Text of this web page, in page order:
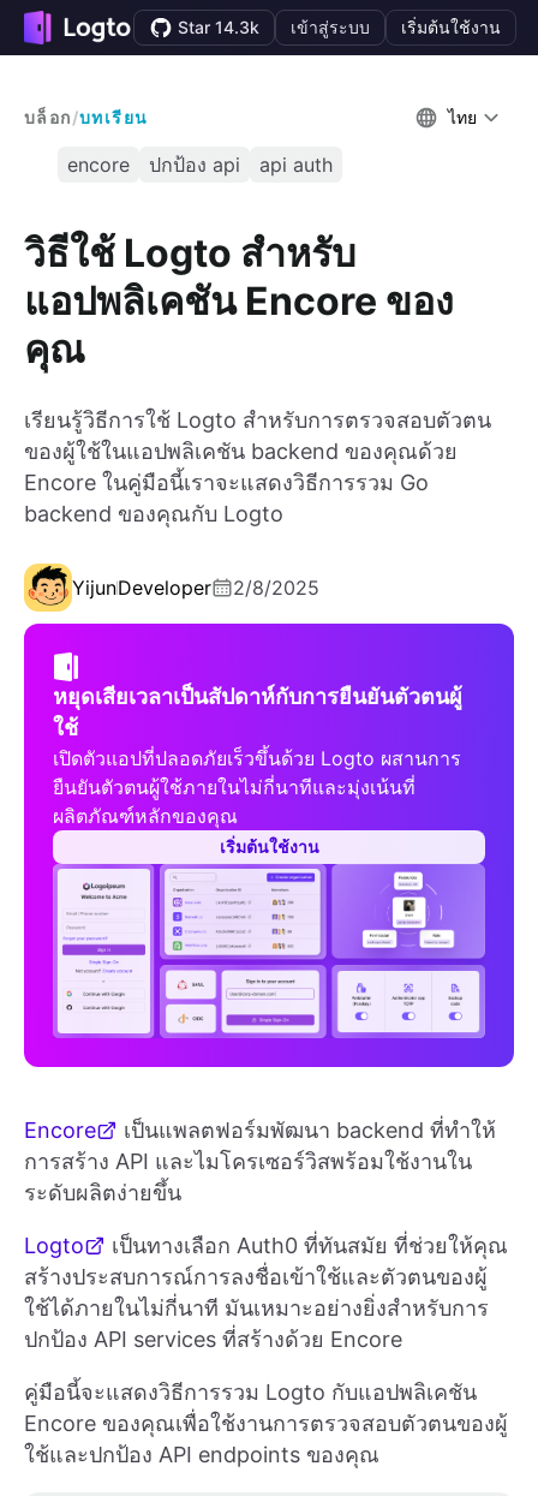
Star 14.3k เข้าสู่ระบบ เริ่มต้นใช้งาน
บล็อก/บทเรียน ไทย
encore ปกป้อง api api auth
วิธีใช้ Logto สำหรับ
แอปพลิเคชัน Encore ของ
คุณ
เรียนรู้วิธีการใช้ Logto สำหรับการตรวจสอบตัวตน
ของผู้ใช้ในแอปพลิเคชัน backend ของคุณด้วย
Encore ในคู่มือนี้เราจะแสดงวิธีการรวม Go
backend ของคุณกับ Logto
YijunDeveloper 2/8/2025
หยุดเสียเวลาเป็นสัปดาห์กับการยืนยันตัวตนผู้
ใช้
เปิดตัวแอปที่ปลอดภัยเร็วขึ้นด้วย Logto ผสานการ
ยืนยันตัวตนผู้ใช้ภายในไม่กี่นาทีและมุ่งเน้นที่
ผลิตภัณฑ์หลักของคุณ
เริ่มต้นใช้งาน
Encore
เป็นแพลตฟอร์มพัฒนา backend ที่ทำให้
การสร้าง API และไมโครเซอร์วิสพร้อมใช้งานใน
ระดับผลิตง่ายขึ้น
Logto
เป็นทางเลือก Auth0 ที่ทันสมัย ที่ช่วยให้คุณ
สร้างประสบการณ์การลงชื่อเข้าใช้และตัวตนของผู้
ใช้ได้ภายในไม่กี่นาที มันเหมาะอย่างยิ่งสำหรับการ
ปกป้อง API services ที่สร้างด้วย Encore
คู่มือนี้จะแสดงวิธีการรวม Logto กับแอปพลิเคชัน
Encore ของคุณเพื่อใช้งานการตรวจสอบตัวตนของผู้
ใช้และปกป้อง API endpoints ของคุณ